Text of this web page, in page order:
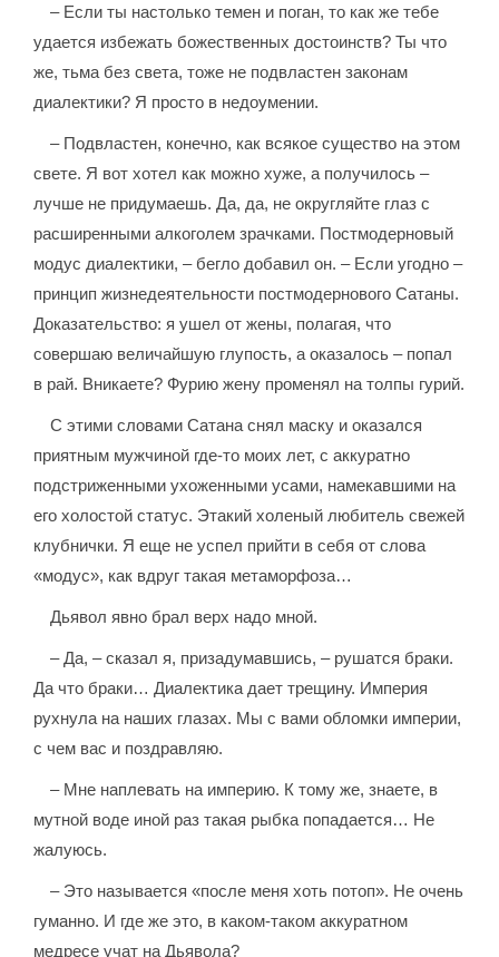
– Если ты настолько темен и поган, то как же тебе
удается избежать божественных достоинств? Ты что
же, тьма без света, тоже не подвластен законам
диалектики? Я просто в недоумении.
– Подвластен, конечно, как всякое существо на этом
свете. Я вот хотел как можно хуже, а получилось –
лучше не придумаешь. Да, да, не округляйте глаз с
расширенными алкоголем зрачками. Постмодерновый
модус диалектики, – бегло добавил он. – Если угодно –
принцип жизнедеятельности постмодернового Сатаны.
Доказательство: я ушел от жены, полагая, что
совершаю величайшую глупость, а оказалось – попал
в рай. Вникаете? Фурию жену променял на толпы гурий.
С этими словами Сатана снял маску и оказался
приятным мужчиной где-то моих лет, с аккуратно
подстриженными ухоженными усами, намекавшими на
его холостой статус. Этакий холеный любитель свежей
клубнички. Я еще не успел прийти в себя от слова
«модус», как вдруг такая метаморфоза…
Дьявол явно брал верх надо мной.
– Да, – сказал я, призадумавшись, – рушатся браки.
Да что браки… Диалектика дает трещину. Империя
рухнула на наших глазах. Мы с вами обломки империи,
с чем вас и поздравляю.
– Мне наплевать на империю. К тому же, знаете, в
мутной воде иной раз такая рыбка попадается… Не
жалуюсь.
– Это называется «после меня хоть потоп». Не очень
гуманно. И где же это, в каком-таком аккуратном
медресе учат на Дьявола?